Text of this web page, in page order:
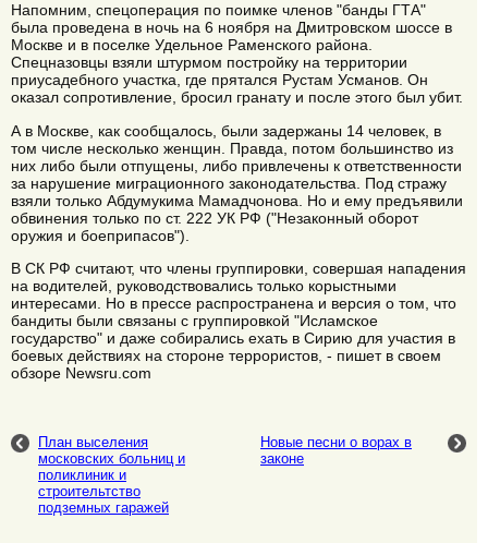
Напомним, спецоперация по поимке членов "банды ГТА"
была проведена в ночь на 6 ноября на Дмитровском шоссе в
Москве и в поселке Удельное Раменского района.
Спецназовцы взяли штурмом постройку на территории
приусадебного участка, где прятался Рустам Усманов. Он
оказал сопротивление, бросил гранату и после этого был убит.
А в Москве, как сообщалось, были задержаны 14 человек, в
том числе несколько женщин. Правда, потом большинство из
них либо были отпущены, либо привлечены к ответственности
за нарушение миграционного законодательства. Под стражу
взяли только Абдумукима Мамадчонова. Но и ему предъявили
обвинения только по ст. 222 УК РФ ("Незаконный оборот
оружия и боеприпасов").
В СК РФ считают, что члены группировки, совершая нападения
на водителей, руководствовались только корыстными
интересами. Но в прессе распространена и версия о том, что
бандиты были связаны с группировкой "Исламское
государство" и даже собирались ехать в Сирию для участия в
боевых действиях на стороне террористов, - пишет в своем
обзоре Newsru.com
План выселения
московских больниц и
поликлиник и
строительтство
подземных гаражей
Новые песни о ворах в
законе